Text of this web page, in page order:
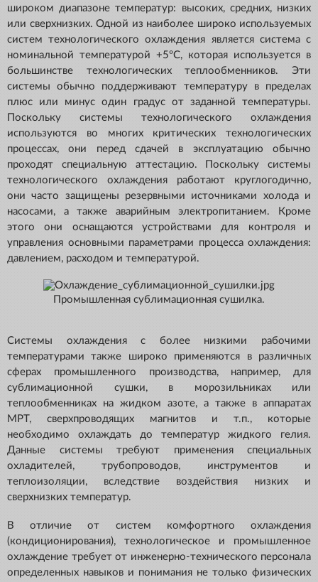
широком диапазоне температур: высоких, средних, низких
или сверхнизких. Одной из наиболее широко используемых
систем технологического охлаждения является система с
номинальной температурой +5ºC, которая используется в
большинстве технологических теплообменников. Эти
системы обычно поддерживают температуру в пределах
плюс или минус один градус от заданной температуры.
Поскольку системы технологического охлаждения
используются во многих критических технологических
процессах, они перед сдачей в эксплуатацию обычно
проходят специальную аттестацию. Поскольку системы
технологического охлаждения работают круглогодично,
они часто защищены резервными источниками холода и
насосами, а также аварийным электропитанием. Кроме
этого они оснащаются устройствами для контроля и
управления основными параметрами процесса охлаждения:
давлением, расходом и температурой.
Промышленная сублимационная сушилка.
Системы охлаждения с более низкими рабочими
температурами также широко применяются в различных
сферах промышленного производства, например, для
сублимационной сушки, в морозильниках или
теплообменниках на жидком азоте, а также в аппаратах
МРТ, сверхпроводящих магнитов и т.п., которые
необходимо охлаждать до температур жидкого гелия.
Данные системы требуют применения специальных
охладителей, трубопроводов, инструментов и
теплоизоляции, вследствие воздействия низких и
сверхнизких температур.
В отличие от систем комфортного охлаждения
(кондиционирования), технологическое и промышленное
охлаждение требует от инженерно-технического персонала
определенных навыков и понимания не только физических